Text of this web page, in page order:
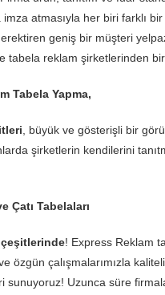
atmasıyla her biri farklı bir
geniş bir müşteri
tabela reklam şirketlerinden
Tabela Yapma,
, büyük ve gösterişli bir
şirketlerin kendilerini
Çatı Tabelaları
çeşitlerinde! Express Reklam
özgün çalışmalarımızla
sunuyoruz! Uzunca süre